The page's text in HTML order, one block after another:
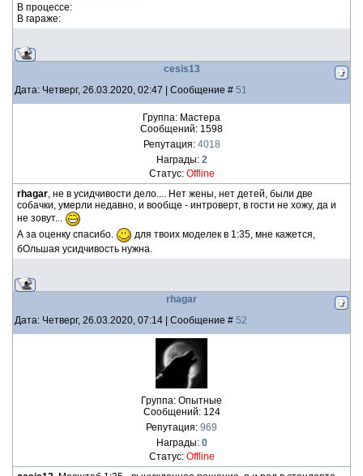
В процессе:
В гараже:
cesis13
Дата: Четверг, 26.03.2020, 02:47 | Сообщение # 51
Группа: Мастера
Сообщений: 1598
Репутация: 4018
Награды: 2
Статус: Offline
rhagar, не в усидчивости дело.... Нет жены, нет детей, были две
собачки, умерли недавно, и вообще - интроверт, в гости не хожу, да и
не зовут...
А за оценку спасибо.
для твоих моделек в 1:35, мне кажется,
бОльшая усидчивость нужна.
rhagar
Дата: Четверг, 26.03.2020, 07:14 | Сообщение # 52
Группа: Опытные
Сообщений: 124
Репутация: 969
Награды: 0
Статус: Offline